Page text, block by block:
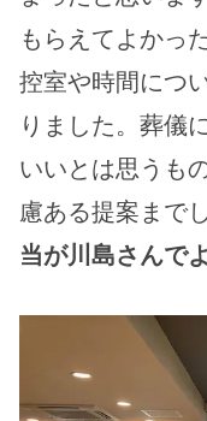
もらえてよかっ
控室や時間につ
りました。葬儀
いいとは思うも
慮ある提案まで
当が川島さんで